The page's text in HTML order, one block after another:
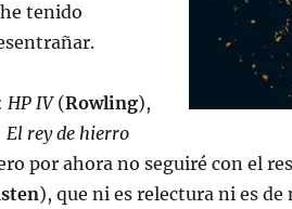
tenido
HP IV(Rowling),
El rey de hierro
por ahora no seguiré con el
), que ni es relectura ni es